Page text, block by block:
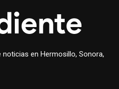
en Hermosillo, Sonora,